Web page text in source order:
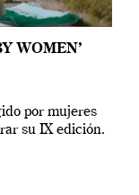
WOMEN’
por mujeres
su IX edición.